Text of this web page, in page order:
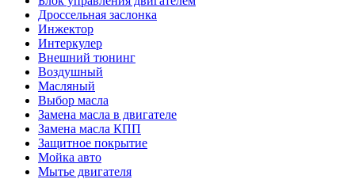
Дроссельная заслонка
Инжектор
Интеркулер
Внешний тюнинг
Воздушный
Масляный
Выбор масла
Замена масла в двигателе
Замена масла КПП
Защитное покрытие
Мойка авто
Мытье двигателя